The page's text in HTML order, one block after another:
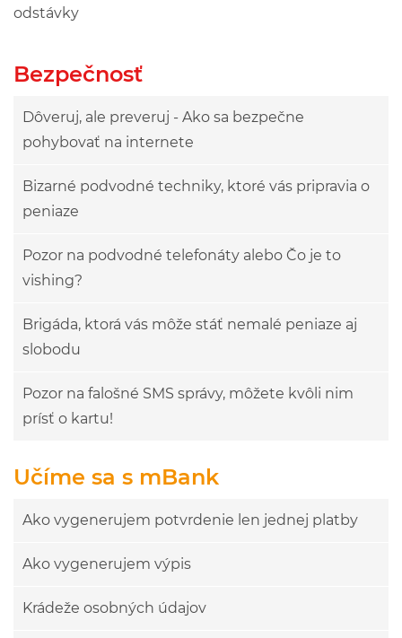
odstávky
Bezpečnosť
Dôveruj, ale preveruj - Ako sa bezpečne
pohybovať na internete
Bizarné podvodné techniky, ktoré vás pripravia o
peniaze
Pozor na podvodné telefonáty alebo Čo je to
vishing?
Brigáda, ktorá vás môže stáť nemalé peniaze aj
slobodu
Pozor na falošné SMS správy, môžete kvôli nim
prísť o kartu!
Učíme sa s mBank
Ako vygenerujem potvrdenie len jednej platby
Ako vygenerujem výpis
Krádeže osobných údajov